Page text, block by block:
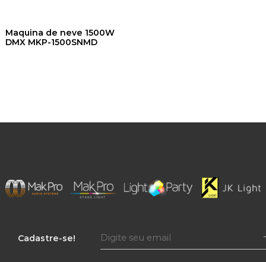
Maquina de neve 1500W
DMX MKP-1500SNMD
Cadastre-se!